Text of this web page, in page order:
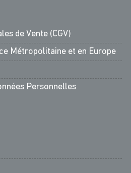
de Vente (CGV)
Métropolitaine et en Europe
Personnelles